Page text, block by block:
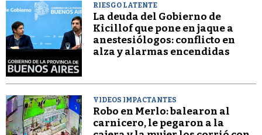
RIESGO LATENTE
La deuda del Gobierno de
Kicillof que pone en jaque a
anestesiólogos: conflicto en
alza y alarmas encendidas
VIDEOS IMPACTANTES
Robo en Merlo: balearon al
carnicero, le pegaron a la